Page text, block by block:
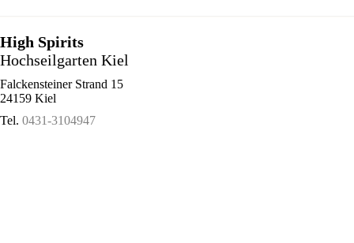
High Spirits
Hochseilgarten Kiel
Falckensteiner Strand 15
24159 Kiel
Tel. 0431-3104947